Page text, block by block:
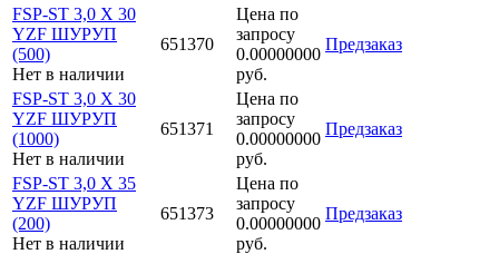
FSP-ST 3,0 X 30
YZF ШУРУП
(500)
Нет в наличии
651370
Цена по
запросу
0.00000000
руб.
Предзаказ
FSP-ST 3,0 X 30
YZF ШУРУП
(1000)
Нет в наличии
651371
Цена по
запросу
0.00000000
руб.
Предзаказ
FSP-ST 3,0 X 35
YZF ШУРУП
(200)
Нет в наличии
651373
Цена по
запросу
0.00000000
руб.
Предзаказ